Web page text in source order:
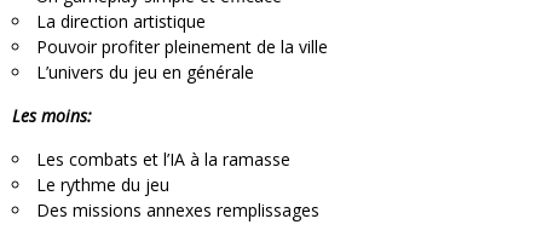
La direction artistique
Pouvoir profiter pleinement de la ville
L’univers du jeu en générale
Les moins:
Les combats et l’IA à la ramasse
Le rythme du jeu
Des missions annexes remplissages